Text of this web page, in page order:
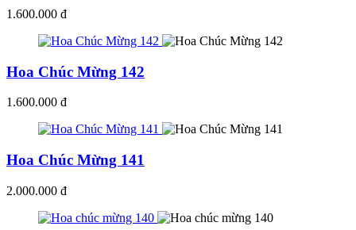
1.600.000 đ
Hoa Chúc Mừng 142
1.600.000 đ
Hoa Chúc Mừng 141
2.000.000 đ